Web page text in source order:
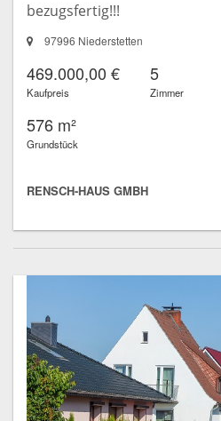
bezugsfertig!!!
97996 Niederstetten
469.000,00 €
Kaufpreis
5
Zimmer
576 m²
Grundstück
RENSCH-HAUS GMBH